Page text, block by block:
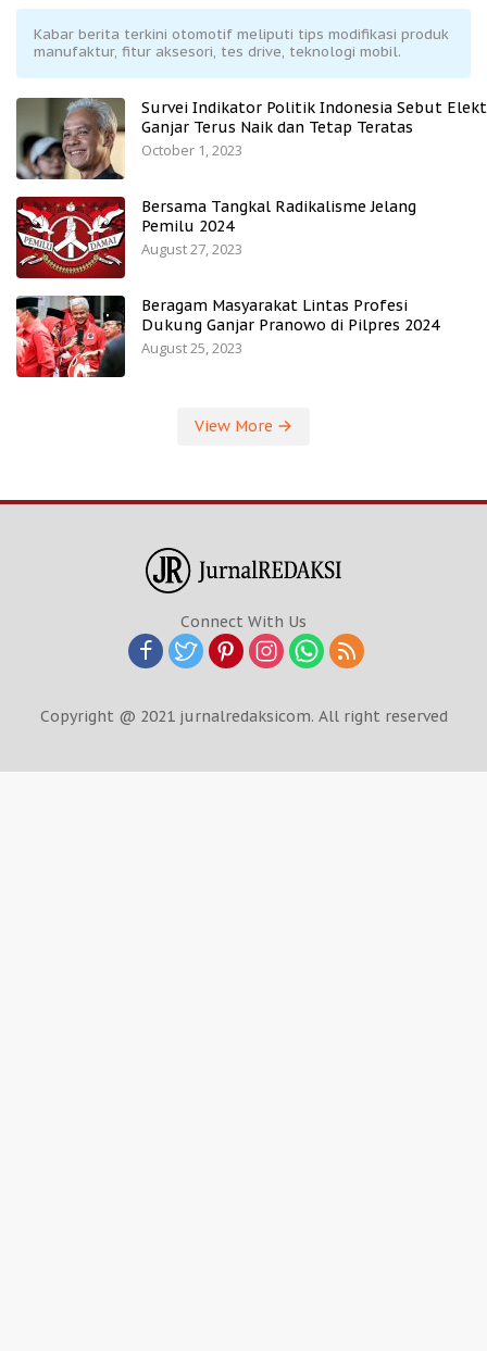
Kabar berita terkini otomotif meliputi tips modifikasi produk
manufaktur, fitur aksesori, tes drive, teknologi mobil.
Survei Indikator Politik Indonesia Sebut
Ganjar Terus Naik dan Tetap Teratas
October 1, 2023
Bersama Tangkal Radikalisme Jelang
Pemilu 2024
August 27, 2023
Beragam Masyarakat Lintas Profesi
Dukung Ganjar Pranowo di Pilpres 2024
August 25, 2023
View More
Connect With Us
Copyright @ 2021 jurnalredaksicom. All right reserved